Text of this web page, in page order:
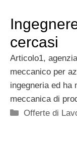
cercasi
Articolo1,
meccanico per
ingegneria ed ha
meccanica di
Categorie
Offerte di